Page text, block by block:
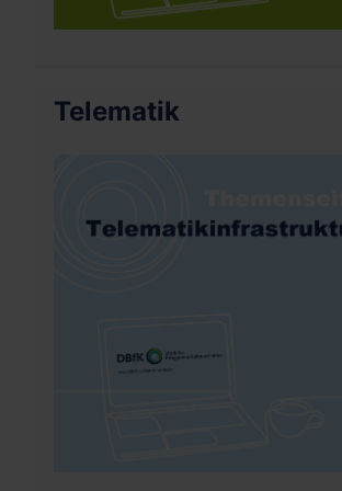
Telematik